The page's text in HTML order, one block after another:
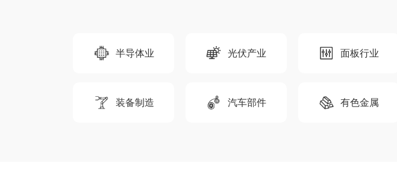
半导体业 光伏产业 面板行业
装备制造 汽车部件 有色金属